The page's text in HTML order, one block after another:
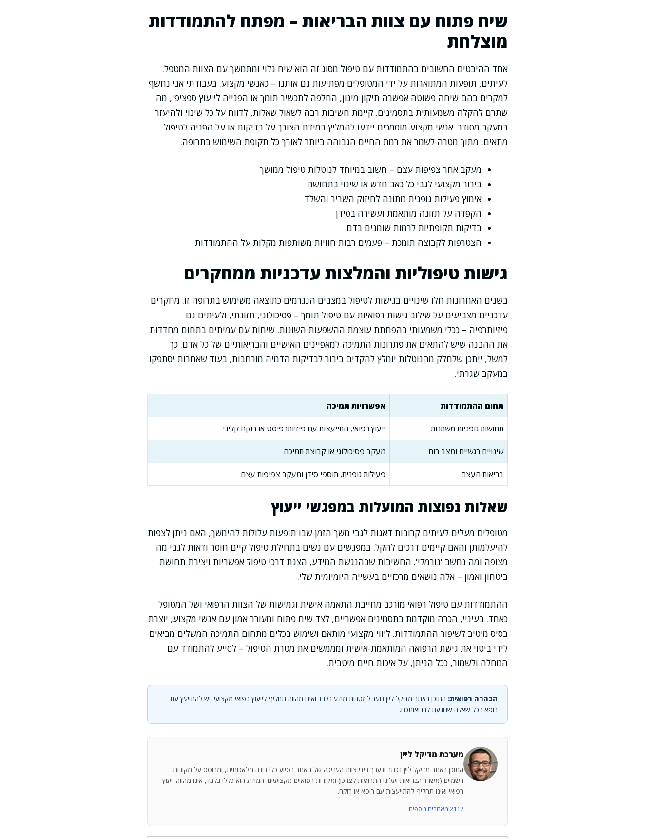
שיח פתוח עם צוות הבריאות – מפתח להתמודדות
מוצלחת
אחד ההיבטים החשובים בהתמודדות עם טיפול מסוג זה הוא שיח גלוי ומתמשך עם הצוות המטפל.
לעיתים, תופעות המתוארות על ידי המטופלים מפתיעות גם אותנו – כאנשי מקצוע. בעבודתי אני נחשף
למקרים בהם שיחה פשוטה אפשרה תיקון מינון, החלפה לתכשיר תומך או הפנייה לייעוץ ספציפי, מה
שתרם להקלה משמעותית בתסמינים. קיימת חשיבות רבה לשאול שאלות, לדווח על כל שינוי ולהיעזר
במעקב מסודר. אנשי מקצוע מוסמכים יידעו להמליץ במידת הצורך על בדיקות או על הפניה לטיפול
מתאים, מתוך מטרה לשמר את רמת החיים הגבוהה ביותר לאורך כל תקופת השימוש בתרופה.
מעקב אחר צפיפות עצם – חשוב במיוחד לנוטלות טיפול ממושך
בירור מקצועי לגבי כל כאב חדש או שינוי בתחושה
אימוץ פעילות גופנית מתונה לחיזוק השריר והשלד
הקפדה על תזונה מותאמת ועשירה בסידן
בדיקות תקופתיות לרמות שומנים בדם
הצטרפות לקבוצה תומכת – פעמים רבות חוויות משותפות מקלות על ההתמודדות
גישות טיפוליות והמלצות עדכניות ממחקרים
בשנים האחרונות חלו שינויים בגישות לטיפול במצבים הנגרמים כתוצאה משימוש בתרופה זו. מחקרים
עדכניים מצביעים על שילוב גישות רפואיות עם טיפול תומך – פסיכולוגי, תזונתי, ולעיתים גם
פיזיותרפיה – ככלי משמעותי בהפחתת עוצמת ההשפעות השונות. שיחות עם עמיתים בתחום מחדדות
את ההבנה שיש להתאים את פתרונות התמיכה למאפיינים האישיים והבריאותיים של כל אדם. כך
למשל, ייתכן שלחלק מהנוטלות יומלץ להקדים בירור לבדיקות הדמיה מורחבות, בעוד שאחרות יסתפקו
במעקב שגרתי.
תחום ההתמודדות אפשרויות תמיכה
תחושות גופניות משתנות ייעוץ רפואי, התייעצות עם פיזיותרפיסט או רוקח קליני
שינויים רגשיים ומצב רוח מעקב פסיכולוגי או קבוצת תמיכה
בריאות העצם פעילות גופנית, תוספי סידן ומעקב צפיפות עצם
שאלות נפוצות המועלות במפגשי ייעוץ
מטופלים מעלים לעיתים קרובות דאגות לגבי משך הזמן שבו תופעות עלולות להימשך, האם ניתן לצפות
להיעלמותן והאם קיימים דרכים להקל. במפגשים עם נשים בתחילת טיפול קיים חוסר ודאות לגבי מה
מצופה ומה נחשב 'נורמלי'. החשיבות שבהנגשת המידע, הצגת דרכי טיפול אפשריות ויצירת תחושת
ביטחון ואמון – אלה נושאים מרכזיים בעשייה היומיומית שלי.
ההתמודדות עם טיפול רפואי מורכב מחייבת התאמה אישית וגמישות של הצוות הרפואי ושל המטופל
כאחד. בעיניי, הכרה מוקדמת בתסמינים אפשריים, לצד שיח פתוח ומעורר אמון עם אנשי מקצוע, יוצרת
בסיס מיטיב לשיפור ההתמודדות. ליווי מקצועי מותאם ושימוש בכלים מתחום התמיכה המשלים מביאים
לידי ביטוי את גישת הרפואה המותאמת-אישית ומממשים את מטרת הטיפול – לסייע להתמודד עם
המחלה ולשמור, ככל הניתן, על איכות חיים מיטבית.
הבהרה רפואית: התוכן באתר מדיקל ליין נועד למטרות מידע בלבד ואינו מהווה תחליף לייעוץ רפואי מקצועי. יש להתייעץ עם
רופא בכל שאלה שנוגעת לבריאותכם.
מערכת מדיקל ליין
התוכן באתר מדיקל ליין נכתב ונערך בידי צוות העריכה של האתר בסיוע כלי בינה מלאכותית, ומבוסס על מקורות
רשמיים (משרד הבריאות ועלוני התרופות לצרכן) ומקורות רפואיים מקצועיים. המידע הוא כללי בלבד, אינו מהווה ייעוץ
רפואי ואינו תחליף להתייעצות עם רופא או רוקח.
2112 מאמרים נוספים